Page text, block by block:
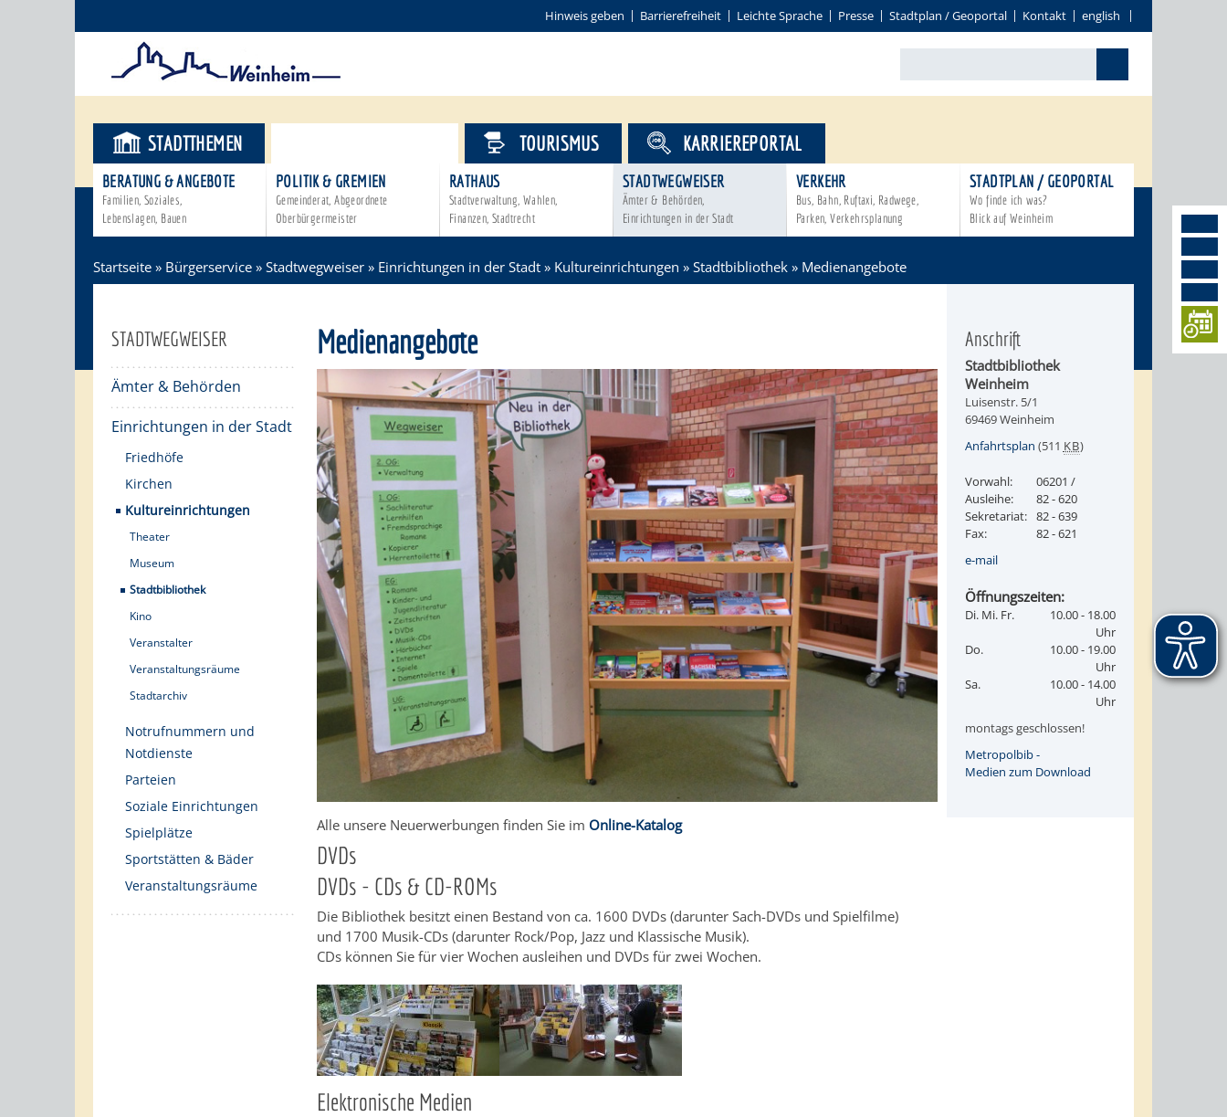
Hinweis geben Barrierefreiheit Leichte Sprache Presse Stadtplan / Geoportal Kontakt english
STADTTHEMEN
BERATUNG & ANGEBOTE
Familien, Soziales,
Lebenslagen, Bauen
POLITIK & GREMIEN
Gemeinderat, Abgeordnete
Oberbürgermeister
RATHAUS
Stadtverwaltung, Wahlen,
Finanzen, Stadtrecht
STADTWEGWEISER
Ämter & Behörden,
Einrichtungen in der Stadt
VERKEHR
Bus, Bahn, Ruftaxi, Radwege,
Parken, Verkehrsplanung
STADTPLAN / GEOPORTAL
Wo finde ich was?
Blick auf Weinheim
TOURISMUS KARRIEREPORTAL
Startseite » Bürgerservice » Stadtwegweiser » Einrichtungen in der Stadt » Kultureinrichtungen » Stadtbibliothek » Medienangebote
STADTWEGWEISER
Ämter & Behörden
Einrichtungen in der Stadt
Friedhöfe
Kirchen
Kultureinrichtungen
Theater
Museum
Stadtbibliothek
Kino
Veranstalter
Veranstaltungsräume
Stadtarchiv
Notrufnummern und
Notdienste
Parteien
Soziale Einrichtungen
Spielplätze
Sportstätten & Bäder
Veranstaltungsräume
Medienangebote
Alle unsere Neuerwerbungen finden Sie im Online-Katalog
DVDs
DVDs - CDs & CD-ROMs
Die Bibliothek besitzt einen Bestand von ca. 1600 DVDs (darunter Sach-DVDs und Spielfilme)
und 1700 Musik-CDs (darunter Rock/Pop, Jazz und Klassische Musik).
CDs können Sie für vier Wochen ausleihen und DVDs für zwei Wochen.
Elektronische Medien
Anschrift
Stadtbibliothek
Weinheim
Luisenstr. 5/1
69469 Weinheim
Anfahrtsplan (511 KB)
Vorwahl:
06201 /
Ausleihe:
82 - 620
Sekretariat: 82 - 639
Fax:
82 - 621
e-mail
Öffnungszeiten:
Di. Mi. Fr.
10.00 - 18.00
Uhr
Do.
10.00 - 19.00
Uhr
Sa.
10.00 - 14.00
Uhr
montags geschlossen!
Metropolbib -
Medien zum Download